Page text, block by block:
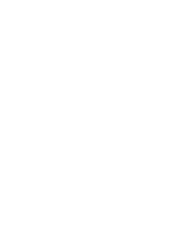
zdarma, koupelna,
parku Angh